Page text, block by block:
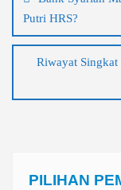
Putri HRS?
Riwayat
PILIHAN